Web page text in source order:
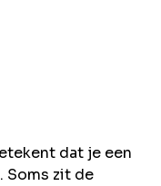
dat je een
Soms zit de